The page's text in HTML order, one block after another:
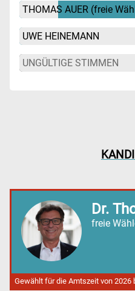
THOMAS AUER (freie
UWE HEINEMANN
UNGÜLTIGE STIMMEN
Dr.
freie
Gewählt für die Amtszeit von 2026